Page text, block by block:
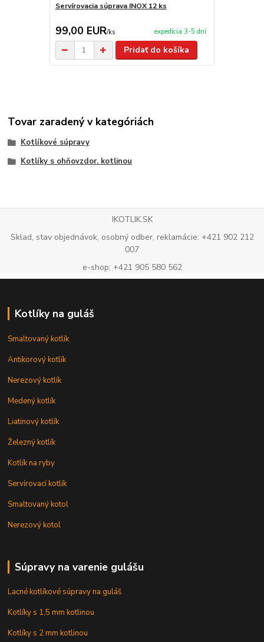
Servírovacia súprava INOX 12 ks
99,00 EUR/ks expedícia 3-5 dní
Pridať do košíka
Tovar zaradený v kategóriách
Kotlíkové súpravy
Kotlíky s ohňovzdor. kotlinou
IKOTLIK.SK
Sklad, stav objednávok, osobný odber, reklamácie: +421 902 212
007
e-shop: +421 905 580 562
Kotlíky na guláš
Smaltovaný kotlík
Antikorový kotlík
Nerezový kotlík
Medený kotlík
Liatinový kotlík
Železný kotlík
Kotlík na ryby
Servírovací kotlík
Smaltovaný kotol
Nerezový kotol
Súpravy na varenie gulášu
Lacné kotlíkové súpravy na guláš
Kotlíky s 1,5 mm kotlinou
Kotlíky s 2 mm kotlinou